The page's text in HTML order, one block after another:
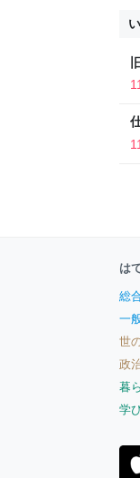
は
総
一
世
政
暮
学